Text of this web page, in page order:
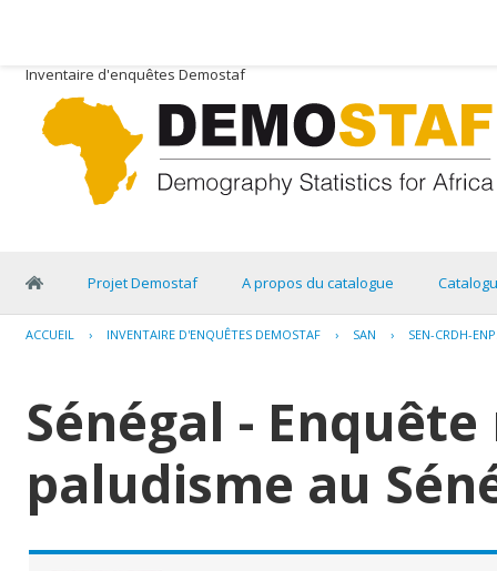
Inventaire d'enquêtes Demostaf
Projet Demostaf A propos du catalogue
ACCUEIL › INVENTAIRE D'ENQUÊTES DEMOSTAF › SAN › SEN-CRDH-
Sénégal -
paludisme au